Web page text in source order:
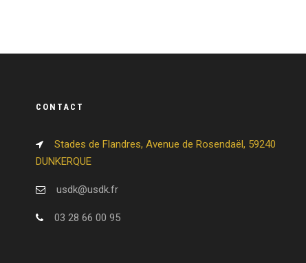
CONTACT
Stades de Flandres, Avenue de Rosendaël, 59240
DUNKERQUE
usdk@usdk.fr
03 28 66 00 95